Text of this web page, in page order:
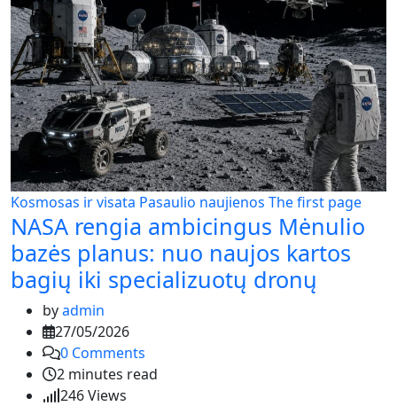
Kosmosas ir visata Pasaulio naujienos The first page
NASA rengia ambicingus Mėnulio
bazės planus: nuo naujos kartos
bagių iki specializuotų dronų
byadmin
27/05/2026
0 Comments
2 minutes read
246Views